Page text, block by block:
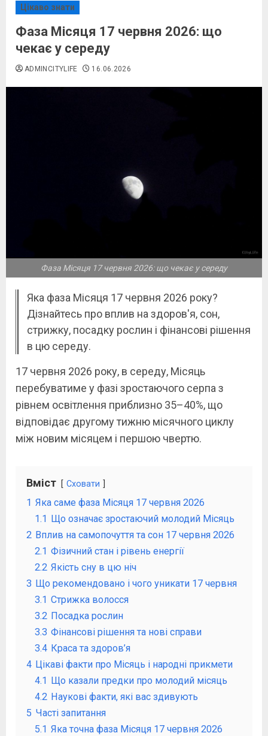
Цікаво знати
Фаза Місяця 17 червня 2026: що
чекає у середу
ADMINCITYLIFE 16.06.2026
Фаза Місяця 17 червня 2026: що чекає у середу
Яка фаза Місяця 17 червня 2026 року?
Дізнайтесь про вплив на здоров'я, сон,
стрижку, посадку рослин і фінансові рішення
в цю середу.
17 червня 2026 року, в середу, Місяць
перебуватиме у фазі зростаючого серпа з
рівнем освітлення приблизно 35–40%, що
відповідає другому тижню місячного циклу
між новим місяцем і першою чвертю.
Вміст Сховати
1 Яка саме фаза Місяця 17 червня 2026
1.1
Що означає зростаючий молодий Місяць
2 Вплив на самопочуття та сон 17 червня 2026
2.1 Фізичний стан і рівень енергії
2.2 Якість сну в цю ніч
3 Що рекомендовано і чого уникати 17 червня
3.1 Стрижка волосся
3.2 Посадка рослин
3.3 Фінансові рішення та нові справи
3.4 Краса та здоров’я
4 Цікаві факти про Місяць і народні прикмети
4.1
Що казали предки про молодий місяць
4.2 Наукові факти, які вас здивують
5 Часті запитання
5.1 Яка точна фаза Місяця 17 червня 2026